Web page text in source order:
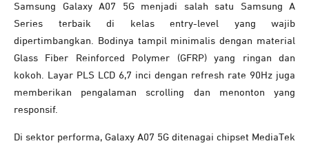
Samsung Galaxy A07 5G menjadi salah satu Samsung A
Series terbaik di kelas entry-level yang wajib
dipertimbangkan. Bodinya tampil minimalis dengan material
Glass Fiber Reinforced Polymer (GFRP) yang ringan dan
kokoh. Layar PLS LCD 6,7 inci dengan refresh rate 90Hz juga
memberikan pengalaman scrolling dan menonton yang
responsif.
Di sektor performa, Galaxy A07 5G ditenagai chipset MediaTek